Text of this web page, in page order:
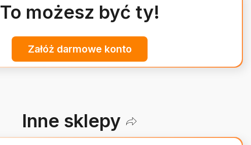
To możesz być ty!
Załóż darmowe konto
Inne sklepy